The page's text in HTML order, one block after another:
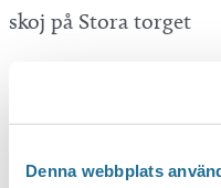
Denna webbplats
skoj på Stora torget
& skoj på